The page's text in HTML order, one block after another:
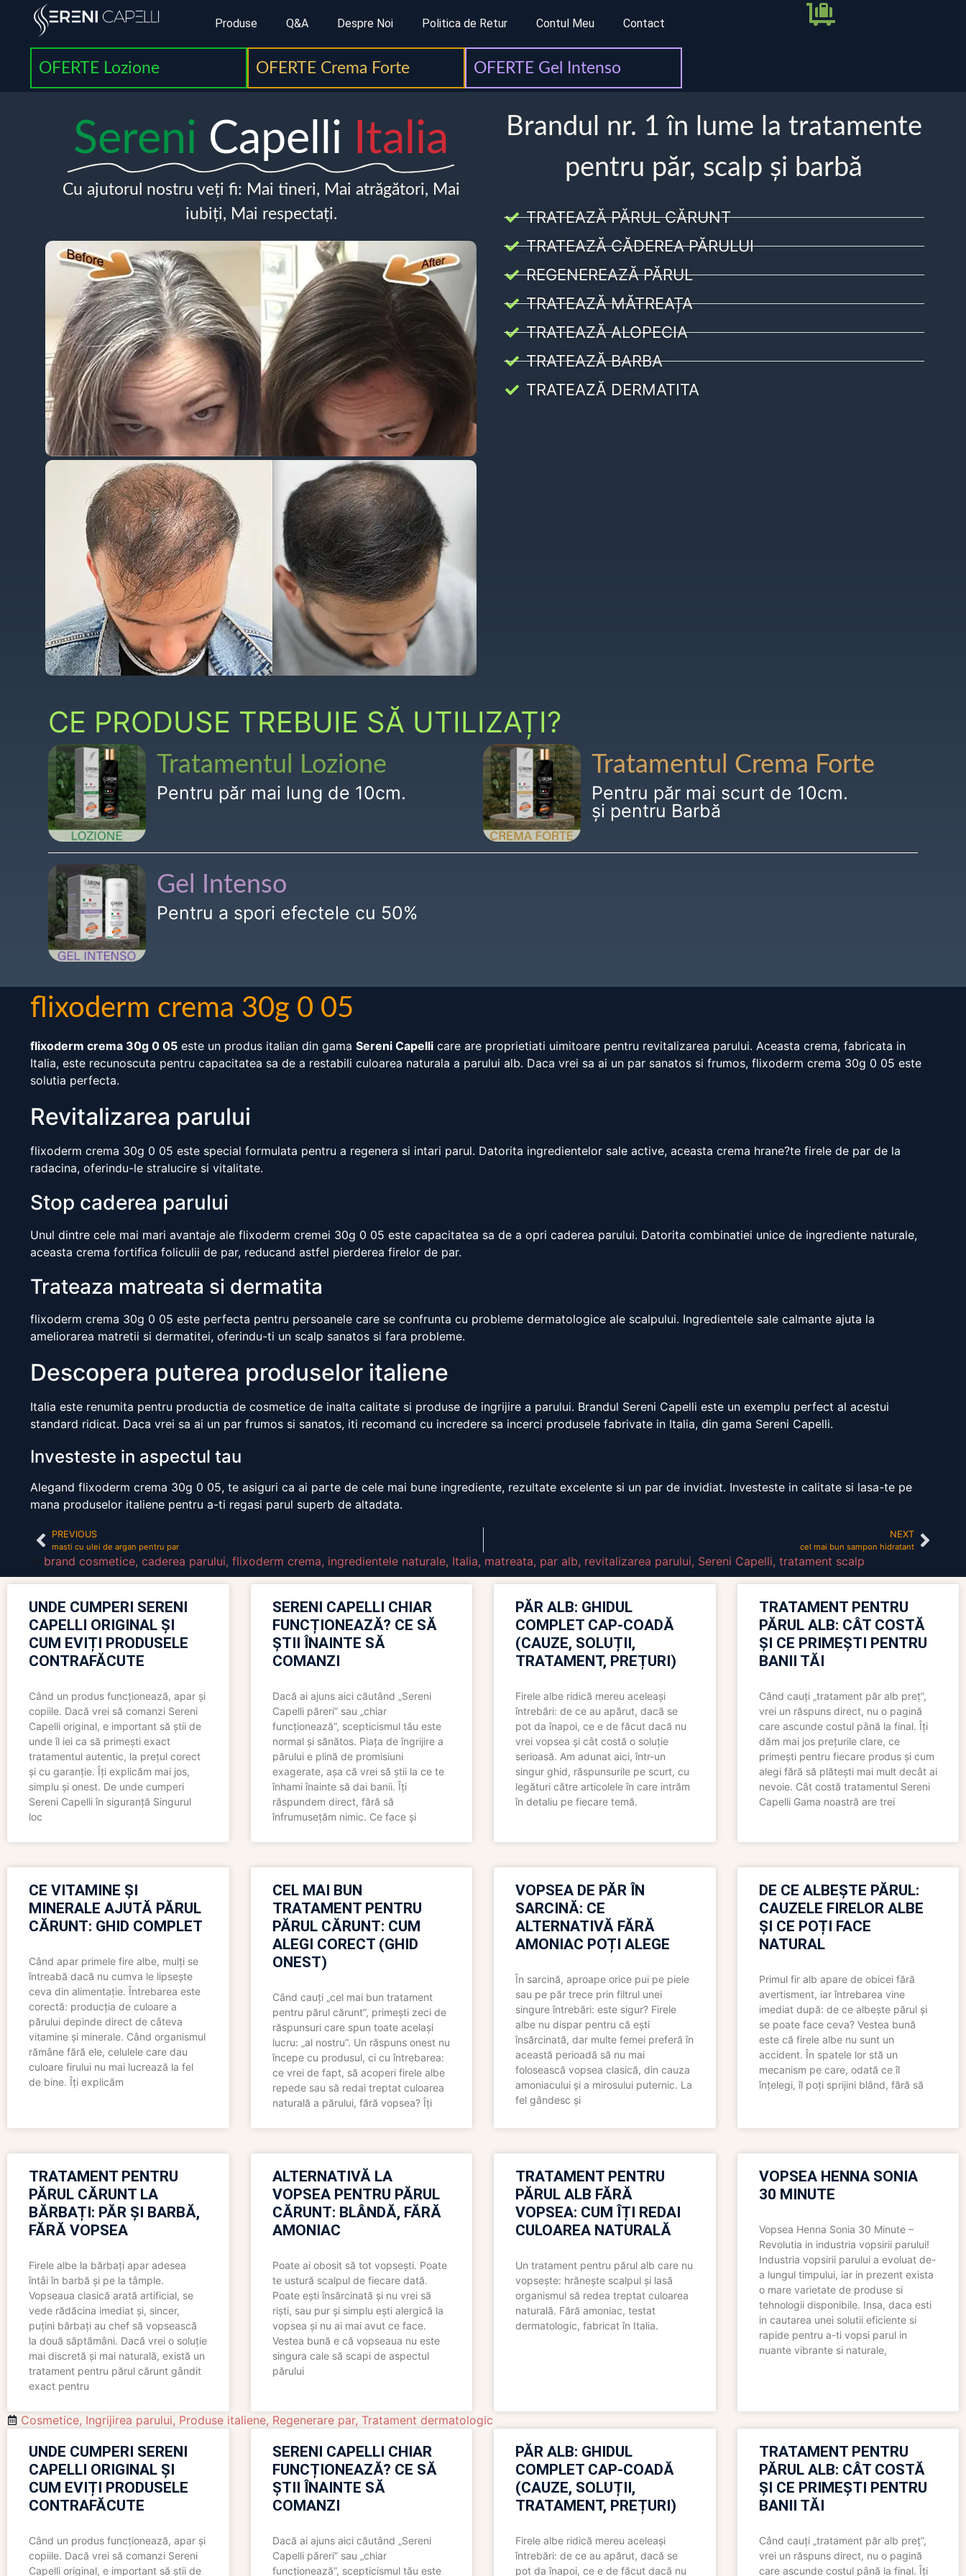
Produse Q&A Despre Noi Politica de Retur Contul Meu Contact
OFERTE Lozione OFERTE Crema Forte OFERTE Gel Intenso
Sereni Capelli Italia
Cu ajutorul nostru veți fi: Mai tineri, Mai atrăgători, Mai
iubiți, Mai respectați.
Brandul nr. 1 în lume la tratamente
pentru păr, scalp și barbă
TRATEAZĂ PĂRUL CĂRUNT
TRATEAZĂ CĂDEREA PĂRULUI
REGENEREAZĂ PĂRUL
TRATEAZĂ MĂTREAȚA
TRATEAZĂ ALOPECIA
TRATEAZĂ BARBA
TRATEAZĂ DERMATITA
CE PRODUSE TREBUIE SĂ UTILIZAȚI?
Tratamentul Lozione
Pentru păr mai lung de 10cm.
Tratamentul Crema Forte
Pentru păr mai scurt de 10cm.
și pentru Barbă
Gel Intenso
Pentru a spori efectele cu 50%
flixoderm crema 30g 0 05
flixoderm crema 30g 0 05 este un produs italian din gama Sereni Capelli care are proprietiati uimitoare pentru revitalizarea parului. Aceasta crema, fabricata in
Italia, este recunoscuta pentru capacitatea sa de a restabili culoarea naturala a parului alb. Daca vrei sa ai un par sanatos si frumos, flixoderm crema 30g 0 05 este
solutia perfecta.
Revitalizarea parului
flixoderm crema 30g 0 05 este special formulata pentru a regenera si intari parul. Datorita ingredientelor sale active, aceasta crema hrane?te firele de par de la
radacina, oferindu-le stralucire si vitalitate.
Stop caderea parului
Unul dintre cele mai mari avantaje ale flixoderm cremei 30g 0 05 este capacitatea sa de a opri caderea parului. Datorita combinatiei unice de ingrediente naturale,
aceasta crema fortifica foliculii de par, reducand astfel pierderea firelor de par.
Trateaza matreata si dermatita
flixoderm crema 30g 0 05 este perfecta pentru persoanele care se confrunta cu probleme dermatologice ale scalpului. Ingredientele sale calmante ajuta la
ameliorarea matretii si dermatitei, oferindu-ti un scalp sanatos si fara probleme.
Descopera puterea produselor italiene
Italia este renumita pentru productia de cosmetice de inalta calitate si produse de ingrijire a parului. Brandul Sereni Capelli este un exemplu perfect al acestui
standard ridicat. Daca vrei sa ai un par frumos si sanatos, iti recomand cu incredere sa incerci produsele fabrivate in Italia, din gama Sereni Capelli.
Investeste in aspectul tau
Alegand flixoderm crema 30g 0 05, te asiguri ca ai parte de cele mai bune ingrediente, rezultate excelente si un par de invidiat. Investeste in calitate si lasa-te pe
mana produselor italiene pentru a-ti regasi parul superb de altadata.
PREVIOUS
masti cu ulei de argan pentru par
NEXT
cel mai bun sampon hidratant
brand cosmetice, caderea parului, flixoderm crema, ingredientele naturale, Italia, matreata, par alb, revitalizarea parului, Sereni Capelli, tratament scalp
UNDE CUMPERI SERENI
CAPELLI ORIGINAL ȘI
CUM EVIȚI PRODUSELE
CONTRAFĂCUTE
Când un produs funcționează, apar și
copiile. Dacă vrei să comanzi Sereni
Capelli original, e important să știi de
unde îl iei ca să primești exact
tratamentul autentic, la prețul corect
și cu garanție. Îți explicăm mai jos,
simplu și onest. De unde cumperi
Sereni Capelli în siguranță Singurul
loc
SERENI CAPELLI CHIAR
FUNCȚIONEAZĂ? CE SĂ
ȘTII ÎNAINTE SĂ
COMANZI
Dacă ai ajuns aici căutând „Sereni
Capelli păreri” sau „chiar
funcționează”, scepticismul tău este
normal și sănătos. Piața de îngrijire a
părului e plină de promisiuni
exagerate, așa că vrei să știi la ce te
înhami înainte să dai banii. Îți
răspundem direct, fără să
înfrumusețăm nimic. Ce face și
PĂR ALB: GHIDUL
COMPLET CAP-COADĂ
(CAUZE, SOLUȚII,
TRATAMENT, PREȚURI)
Firele albe ridică mereu aceleași
întrebări: de ce au apărut, dacă se
pot da înapoi, ce e de făcut dacă nu
vrei vopsea și cât costă o soluție
serioasă. Am adunat aici, într-un
singur ghid, răspunsurile pe scurt, cu
legături către articolele în care intrăm
în detaliu pe fiecare temă.
TRATAMENT PENTRU
PĂRUL ALB: CÂT COSTĂ
ȘI CE PRIMEȘTI PENTRU
BANII TĂI
Când cauți „tratament păr alb preț”,
vrei un răspuns direct, nu o pagină
care ascunde costul până la final. Îți
dăm mai jos prețurile clare, ce
primești pentru fiecare produs și cum
alegi fără să plătești mai mult decât ai
nevoie. Cât costă tratamentul Sereni
Capelli Gama noastră are trei
CE VITAMINE ȘI
MINERALE AJUTĂ PĂRUL
CĂRUNT: GHID COMPLET
Când apar primele fire albe, mulți se
întreabă dacă nu cumva le lipsește
ceva din alimentație. Întrebarea este
corectă: producția de culoare a
părului depinde direct de câteva
vitamine și minerale. Când organismul
rămâne fără ele, celulele care dau
culoare firului nu mai lucrează la fel
de bine. Îți explicăm
CEL MAI BUN
TRATAMENT PENTRU
PĂRUL CĂRUNT: CUM
ALEGI CORECT (GHID
ONEST)
Când cauți „cel mai bun tratament
pentru părul cărunt”, primești zeci de
răspunsuri care spun toate același
lucru: „al nostru”. Un răspuns onest nu
începe cu produsul, ci cu întrebarea:
ce vrei de fapt, să acoperi firele albe
repede sau să redai treptat culoarea
naturală a părului, fără vopsea? Îți
VOPSEA DE PĂR ÎN
SARCINĂ: CE
ALTERNATIVĂ FĂRĂ
AMONIAC POȚI ALEGE
În sarcină, aproape orice pui pe piele
sau pe păr trece prin filtrul unei
singure întrebări: este sigur? Firele
albe nu dispar pentru că ești
însărcinată, dar multe femei preferă în
această perioadă să nu mai
folosească vopsea clasică, din cauza
amoniacului și a mirosului puternic. La
fel gândesc și
DE CE ALBEȘTE PĂRUL:
CAUZELE FIRELOR ALBE
ȘI CE POȚI FACE
NATURAL
Primul fir alb apare de obicei fără
avertisment, iar întrebarea vine
imediat după: de ce albește părul și
se poate face ceva? Vestea bună
este că firele albe nu sunt un
accident. În spatele lor stă un
mecanism pe care, odată ce îl
înțelegi, îl poți sprijini blând, fără să
TRATAMENT PENTRU
PĂRUL CĂRUNT LA
BĂRBAȚI: PĂR ȘI BARBĂ,
FĂRĂ VOPSEA
Firele albe la bărbați apar adesea
întâi în barbă și pe la tâmple.
Vopseaua clasică arată artificial, se
vede rădăcina imediat și, sincer,
puțini bărbați au chef să vopsească
la două săptămâni. Dacă vrei o soluție
mai discretă și mai naturală, există un
tratament pentru părul cărunt gândit
exact pentru
ALTERNATIVĂ LA
VOPSEA PENTRU PĂRUL
CĂRUNT: BLÂNDĂ, FĂRĂ
AMONIAC
Poate ai obosit să tot vopsești. Poate
te ustură scalpul de fiecare dată.
Poate ești însărcinată și nu vrei să
riști, sau pur și simplu ești alergică la
vopsea și nu ai mai avut ce face.
Vestea bună e că vopseaua nu este
singura cale să scapi de aspectul
părului
TRATAMENT PENTRU
PĂRUL ALB FĂRĂ
VOPSEA: CUM ÎȚI REDAI
CULOAREA NATURALĂ
Un tratament pentru părul alb care nu
vopsește: hrănește scalpul și lasă
organismul să redea treptat culoarea
naturală. Fără amoniac, testat
dermatologic, fabricat în Italia.
VOPSEA HENNA SONIA
30 MINUTE
Vopsea Henna Sonia 30 Minute –
Revolutia in industria vopsirii parului!
Industria vopsirii parului a evoluat de-
a lungul timpului, iar in prezent exista
o mare varietate de produse si
tehnologii disponibile. Insa, daca esti
in cautarea unei solutii eficiente si
rapide pentru a-ti vopsi parul in
nuante vibrante si naturale,
Cosmetice, Ingrijirea parului, Produse italiene, Regenerare par, Tratament dermatologic
UNDE CUMPERI SERENI
CAPELLI ORIGINAL ȘI
CUM EVIȚI PRODUSELE
CONTRAFĂCUTE
Când un produs funcționează, apar și
copiile. Dacă vrei să comanzi Sereni
Capelli original, e important să știi de
SERENI CAPELLI CHIAR
FUNCȚIONEAZĂ? CE SĂ
ȘTII ÎNAINTE SĂ
COMANZI
Dacă ai ajuns aici căutând „Sereni
Capelli păreri” sau „chiar
funcționează”, scepticismul tău este
PĂR ALB: GHIDUL
COMPLET CAP-COADĂ
(CAUZE, SOLUȚII,
TRATAMENT, PREȚURI)
Firele albe ridică mereu aceleași
întrebări: de ce au apărut, dacă se
pot da înapoi, ce e de făcut dacă nu
TRATAMENT PENTRU
PĂRUL ALB: CÂT COSTĂ
ȘI CE PRIMEȘTI PENTRU
BANII TĂI
Când cauți „tratament păr alb preț”,
vrei un răspuns direct, nu o pagină
care ascunde costul până la final. Îți